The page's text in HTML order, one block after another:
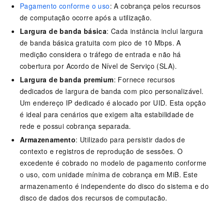
Pagamento conforme o uso: A cobrança pelos recursos
de computação ocorre após a utilização.
Largura de banda básica: Cada instância inclui largura
de banda básica gratuita com pico de 10 Mbps. A
medição considera o tráfego de entrada e não há
cobertura por Acordo de Nível de Serviço (SLA).
Largura de banda premium: Fornece recursos
dedicados de largura de banda com pico personalizável.
Um endereço IP dedicado é alocado por UID. Esta opção
é ideal para cenários que exigem alta estabilidade de
rede e possui cobrança separada.
Armazenamento: Utilizado para persistir dados de
contexto e registros de reprodução de sessões. O
excedente é cobrado no modelo de pagamento conforme
o uso, com unidade mínima de cobrança em MiB. Este
armazenamento é independente do disco do sistema e do
disco de dados dos recursos de computação.